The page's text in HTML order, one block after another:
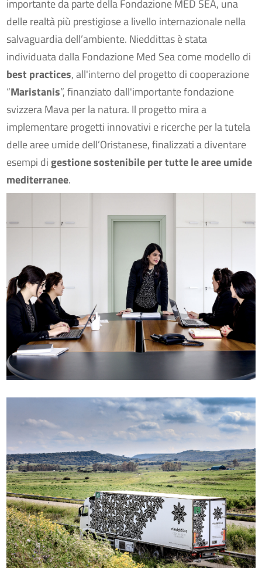
importante da parte della Fondazione MED SEA, una
delle realtà più prestigiose a livello internazionale nella
salvaguardia dell’ambiente. Nieddittas è stata
individuata dalla Fondazione Med Sea come modello di
best practices, all'interno del progetto di cooperazione
“Maristanis”, finanziato dall'importante fondazione
svizzera Mava per la natura. Il progetto mira a
implementare progetti innovativi e ricerche per la tutela
delle aree umide dell’Oristanese, finalizzati a diventare
esempi digestione sostenibile per tutte le aree umide
mediterranee.